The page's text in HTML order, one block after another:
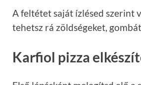
A feltétet saját ízlésed szerint
tehetsz rá zöldségeket,
Karfiol pizza